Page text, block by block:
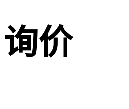
询价